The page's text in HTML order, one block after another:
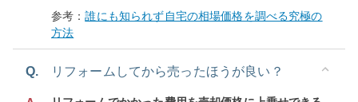
参考：誰にも知られず自宅の相場価格を調べる究極の
方法
Q. リフォームしてから売ったほうが良い？